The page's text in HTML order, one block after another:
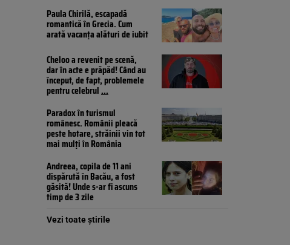
Paula Chirilă, escapadă
romantică în Grecia. Cum
arată vacanța alături de iubit
Cheloo a revenit pe scenă,
dar în acte e prăpăd! Când au
început, de fapt, problemele
pentru celebrul...
Paradox în turismul
românesc. Românii pleacă
peste hotare, străinii vin tot
mai mulți în România
Andreea, copila de 11 ani
dispărută în Bacău, a fost
găsită! Unde s-ar fi ascuns
timp de 3 zile
Vezi toate știrile